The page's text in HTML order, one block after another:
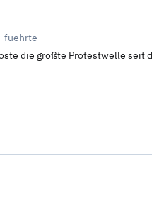
fuehrte
die größte Protestwelle seit